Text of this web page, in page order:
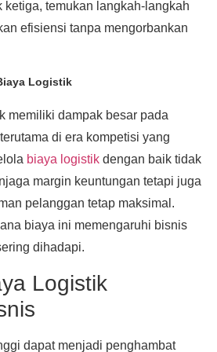
ketiga, temukan langkah-langkah
efisiensi tanpa mengorbankan
Logistik
memiliki dampak besar pada
di era kompetisi yang
biaya logistik dengan baik tidak
margin keuntungan tetapi juga
pelanggan tetap maksimal.
biaya ini memengaruhi bisnis
dihadapi.
Logistik
dapat menjadi penghambat